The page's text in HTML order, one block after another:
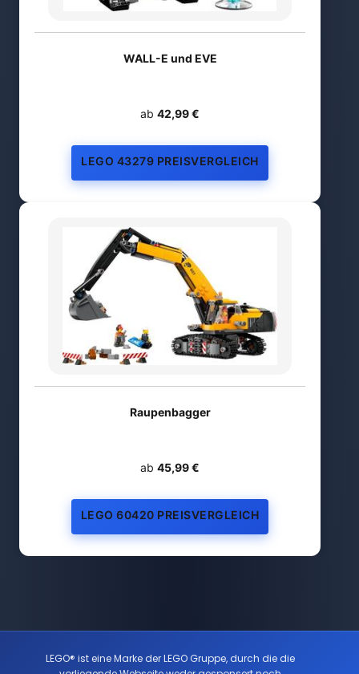
WALL-E und EVE
ab 42,99 €
LEGO 43279 PREISVERGLEICH
Raupenbagger
ab 45,99 €
LEGO 60420 PREISVERGLEICH
LEGO® ist eine Marke der LEGO Gruppe, durch die die